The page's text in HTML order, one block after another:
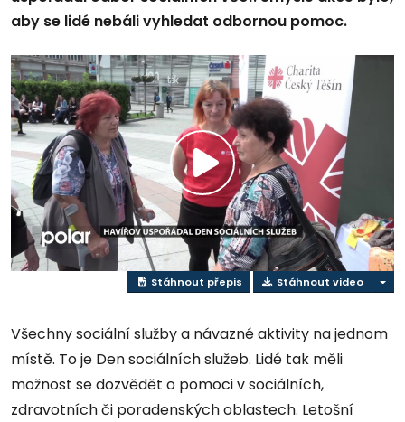
aby se lidé nebáli vyhledat odbornou pomoc.
Přehrát
video
Stáhnout přepis Stáhnout video
Všechny sociální služby a návazné aktivity na jednom
místě. To je Den sociálních služeb. Lidé tak měli
možnost se dozvědět o pomoci v sociálních,
zdravotních či poradenských oblastech. Letošní